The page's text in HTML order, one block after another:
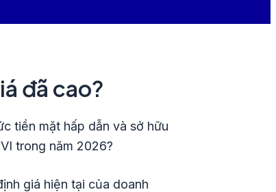
đã cao?
tiền mặt hấp dẫn và sở hữu
trong năm 2026?
giá hiện tại của doanh